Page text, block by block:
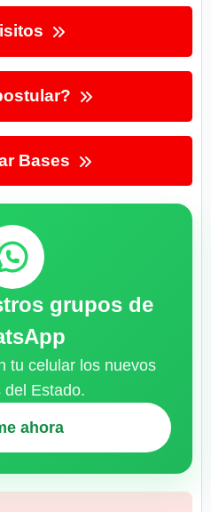
Bases
grupos de
tu celular los nuevos
del Estado.
ahora